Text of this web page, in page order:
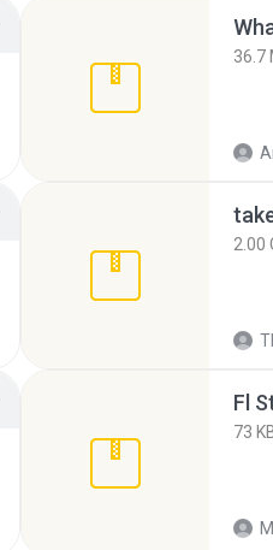
36.7
2.00
Fl
73